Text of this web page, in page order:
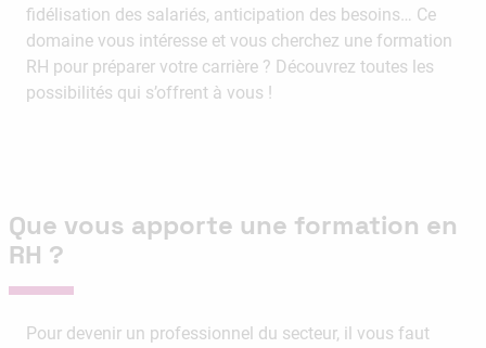
fidélisation des salariés, anticipation des besoins… Ce
domaine vous intéresse et vous cherchez une formation
RH pour préparer votre carrière ? Découvrez toutes les
possibilités qui s’offrent à vous !
Que vous apporte une formation en
RH ?
Pour devenir un professionnel du secteur, il vous faut